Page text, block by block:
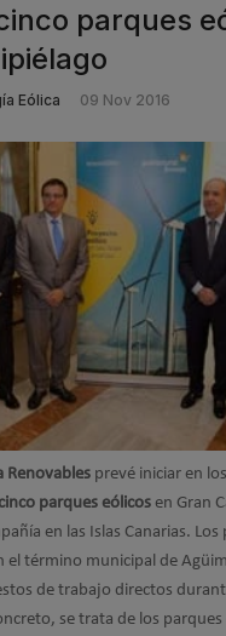
parques
Eólica 09 Nov 2016
Renovables prevé iniciar en
cinco parques eólicos en Gran
en las Islas Canarias.
el término municipal de
de trabajo directos
se trata de los parques